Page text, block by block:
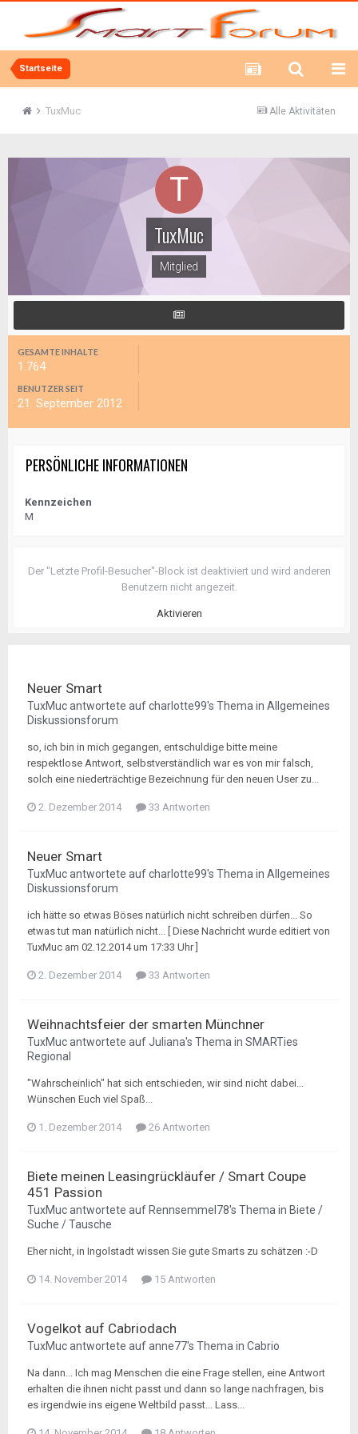
Startseite
Alle Aktivitäten
TuxMuc
TuxMuc
Mitglied
GESAMTE INHALTE
1.764
BENUTZER SEIT
21. September 2012
PERSÖNLICHE INFORMATIONEN
Kennzeichen
M
Der "Letzte Profil-Besucher"-Block ist deaktiviert und wird anderen
Benutzern nicht angezeit.
Aktivieren
Neuer Smart
TuxMucantwortete aufcharlotte99's Thema in Allgemeines
Diskussionsforum
so, ich bin in mich gegangen, entschuldige bitte meine
respektlose Antwort, selbstverständlich war es von mir falsch,
solch eine niederträchtige Bezeichnung für den neuen User zu...
2. Dezember 2014 33 Antworten
Neuer Smart
TuxMucantwortete aufcharlotte99's Thema in Allgemeines
Diskussionsforum
ich hätte so etwas Böses natürlich nicht schreiben dürfen... So
etwas tut man natürlich nicht... [ Diese Nachricht wurde editiert von
TuxMuc am 02.12.2014 um 17:33 Uhr ]
2. Dezember 2014 33 Antworten
Weihnachtsfeier der smarten Münchner
TuxMucantwortete aufJuliana's Thema in SMARTies
Regional
"Wahrscheinlich" hat sich entschieden, wir sind nicht dabei...
Wünschen Euch viel Spaß...
1. Dezember 2014 26 Antworten
Biete meinen Leasingrückläufer / Smart Coupe
451 Passion
TuxMucantwortete auf Rennsemmel78's Thema in Biete /
Suche / Tausche
Eher nicht, in Ingolstadt wissen Sie gute Smarts zu schätzen :-D
14. November 2014 15 Antworten
Vogelkot auf Cabriodach
TuxMucantwortete aufanne77's Thema in Cabrio
Na dann... Ich mag Menschen die eine Frage stellen, eine Antwort
erhalten die ihnen nicht passt und dann so lange nachfragen, bis
es irgendwie ins eigene Weltbild passt... Lass...